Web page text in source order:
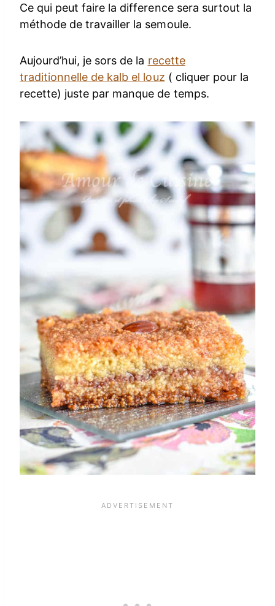
Ce qui peut faire la difference sera surtout la
méthode de travailler la semoule.
Aujourd’hui, je sors de la recette
traditionnelle de kalb el louz ( cliquer pour la
recette) juste par manque de temps.